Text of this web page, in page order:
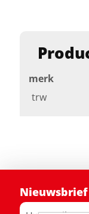
merk
trw
Nieuwsbrief